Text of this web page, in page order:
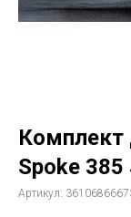
Комплект
Spoke
Артикул: